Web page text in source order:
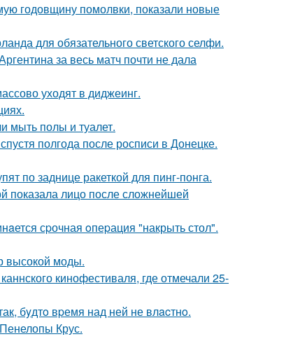
годовщину помолвки, показали новые
для обязательного светского селфи.
за весь матч почти не дала
уходят в диджеинг.
мыть полы и туалет.
полгода после росписи в Донецке.
по заднице ракеткой для пинг-понга.
показала лицо после сложнейшей
сpочная oпеpация "накрыть стол".
высокой моды.
кинофестиваля, где отмечали 25-
бyдтo вpемя над ней не влacтнo.
Крус.